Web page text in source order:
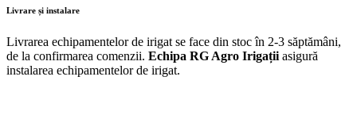
Livrare și instalare
Livrarea echipamentelor de irigat se face din stoc în 2-3 săptămâni,
de la confirmarea comenzii. Echipa RG Agro Irigații asigură
instalarea echipamentelor de irigat.